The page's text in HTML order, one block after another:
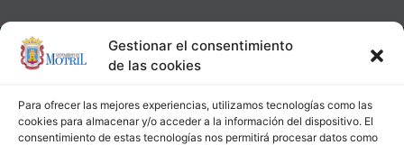
Gestionar el consentimiento
de las cookies
Para ofrecer las mejores experiencias, utilizamos tecnologías como las
cookies para almacenar y/o acceder a la información del dispositivo. El
consentimiento de estas tecnologías nos permitirá procesar datos como
Ayuntamiento de Motril, Plaza de España, 1, 18600, Motril,
(Granada), CIF: P1814200J, DIR3: L01181400